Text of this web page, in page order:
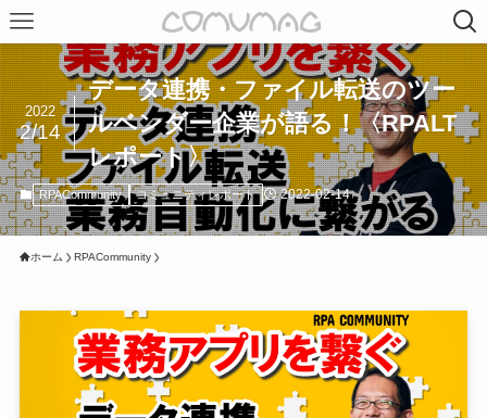
データ連携・ファイル転送のツー
ルベンダー企業が語る！〈RPALT
レポート〉
2022
2/14
RPACommunity コミュニティレポート 2022-02-14
ホーム RPACommunity